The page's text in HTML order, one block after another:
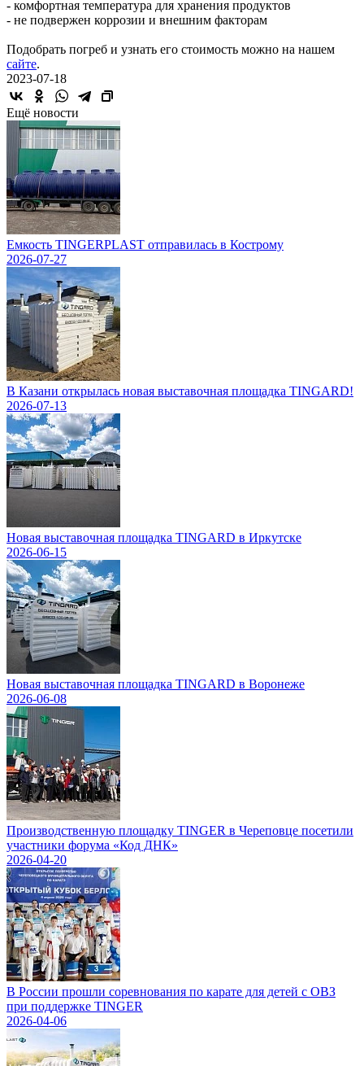
- комфортная температура для хранения продуктов
- не подвержен коррозии и внешним факторам
Подобрать погреб и узнать его стоимость можно на нашем
сайте.
2023-07-18
Ещё новости
Емкость TINGERPLAST отправилась в Кострому
2026-07-27
В Казани открылась новая выставочная площадка TINGARD!
2026-07-13
Новая выставочная площадка TINGARD в Иркутске
2026-06-15
Новая выставочная площадка TINGARD в Воронеже
2026-06-08
Производственную площадку TINGER в Череповце посетили
участники форума «Код ДНК»
2026-04-20
В России прошли соревнования по карате для детей с ОВЗ
при поддержке TINGER
2026-04-06